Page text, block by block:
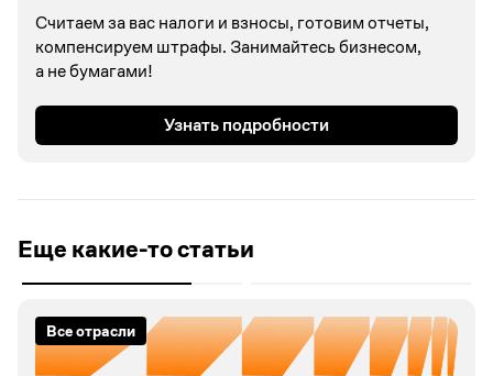
Считаем за вас налоги и взносы, готовим отчеты,
компенсируем штрафы. Занимайтесь бизнесом,
а не бумагами!
Узнать подробности
Еще какие-то статьи
Все отрасли